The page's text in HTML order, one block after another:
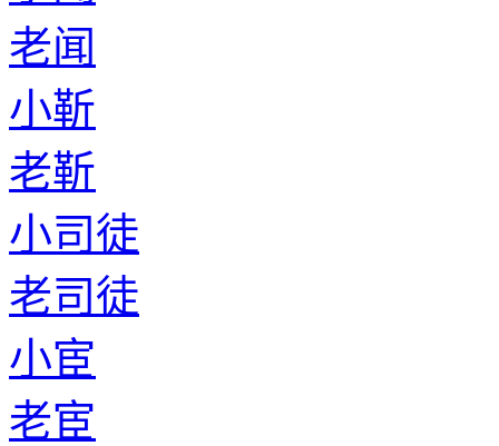
老闻
小靳
老靳
小司徒
老司徒
小宦
老宦